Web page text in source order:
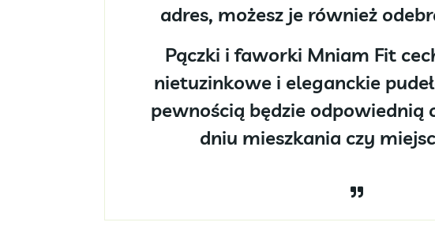
adres, możesz je również
Pączki i faworki Mniam Fit
nietuzinkowe i eleganckie
pewnością będzie odpowiednią
dniu mieszkania czy